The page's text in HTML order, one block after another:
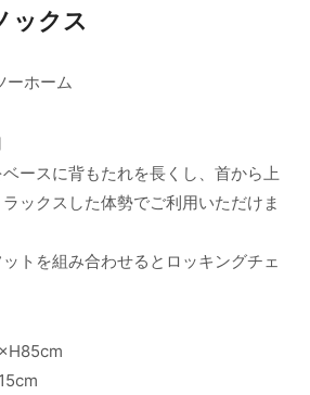
ックス
ーホーム
ースに背もたれを長くし、首から上
ックスした体勢でご利用いただけま
トを組み合わせるとロッキングチェ